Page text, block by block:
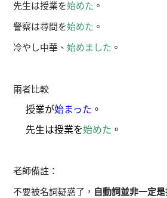
先生は授業を始めた 。
警察は尋問を始めた 。
冷やし中華、始めました 。
兩者比較
授業が始まった 。
先生は授業を始めた 。
老師備註：
不要被名詞疑惑了， 自動詞並非一定